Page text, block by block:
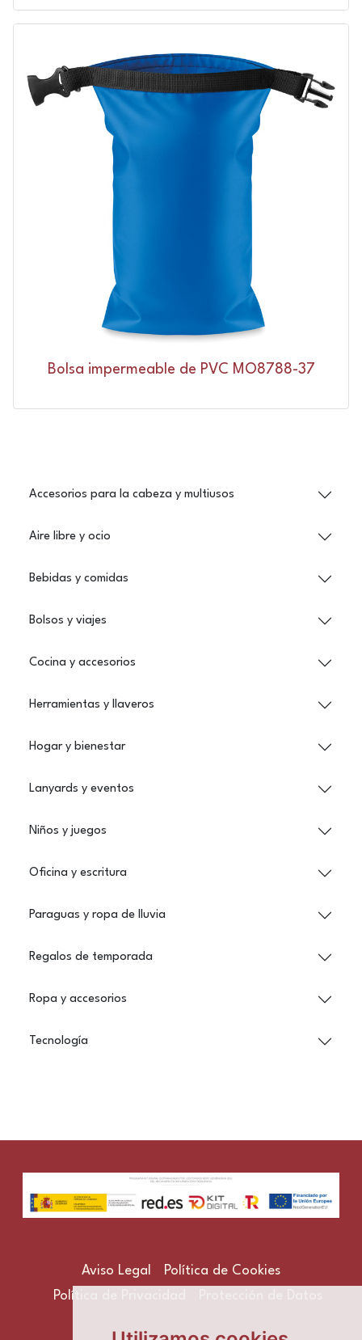
Bolsa impermeable de PVC MO8788-37
Accesorios para la cabeza y multiusos
Aire libre y ocio
Bebidas y comidas
Bolsos y viajes
Cocina y accesorios
Herramientas y llaveros
Hogar y bienestar
Lanyards y eventos
Niños y juegos
Oficina y escritura
Paraguas y ropa de lluvia
Regalos de temporada
Ropa y accesorios
Tecnología
Aviso Legal
Política de Cookies
Política de Privacidad